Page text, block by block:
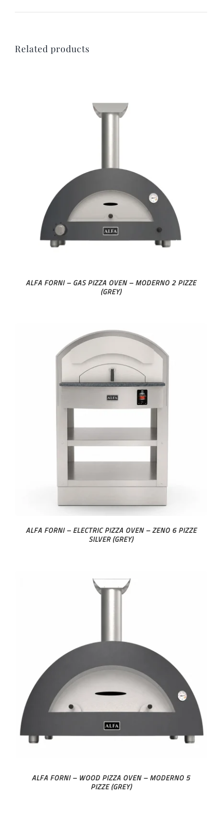
Related products
ALFA FORNI – GAS PIZZA OVEN – MODERNO 2 PIZZE
(GREY)
ALFA FORNI – ELECTRIC PIZZA OVEN – ZENO 6 PIZZE
SILVER (GREY)
ALFA FORNI – WOOD PIZZA OVEN – MODERNO 5
PIZZE (GREY)